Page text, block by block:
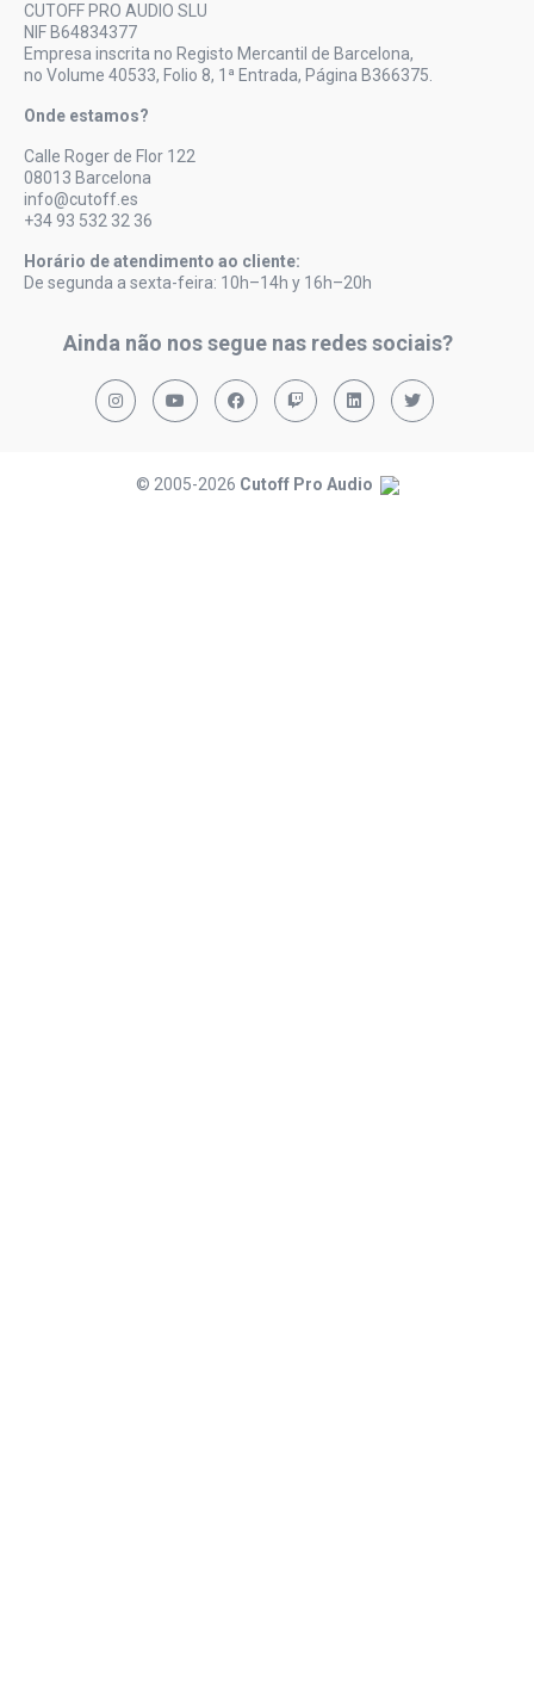
CUTOFF PRO AUDIO SLU
NIF B64834377
Empresa inscrita no Registo Mercantil de Barcelona,
no Volume 40533, Folio 8, 1ª Entrada, Página B366375.
Onde estamos?
Calle Roger de Flor 122
08013 Barcelona
info@cutoff.es
+34 93 532 32 36
Horário de atendimento ao cliente:
De segunda a sexta-feira: 10h–14h y 16h–20h
Ainda não nos segue nas redes sociais?
© 2005-2026 Cutoff Pro Audio